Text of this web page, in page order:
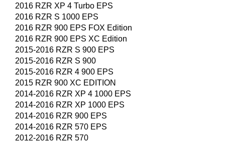
2016 RZR XP 4 Turbo EPS
2016 RZR S 1000 EPS
2016 RZR 900 EPS FOX Edition
2016 RZR 900 EPS XC Edition
2015-2016 RZR S 900 EPS
2015-2016 RZR S 900
2015-2016 RZR 4 900 EPS
2015 RZR 900 XC EDITION
2014-2016 RZR XP 4 1000 EPS
2014-2016 RZR XP 1000 EPS
2014-2016 RZR 900 EPS
2014-2016 RZR 570 EPS
2012-2016 RZR 570